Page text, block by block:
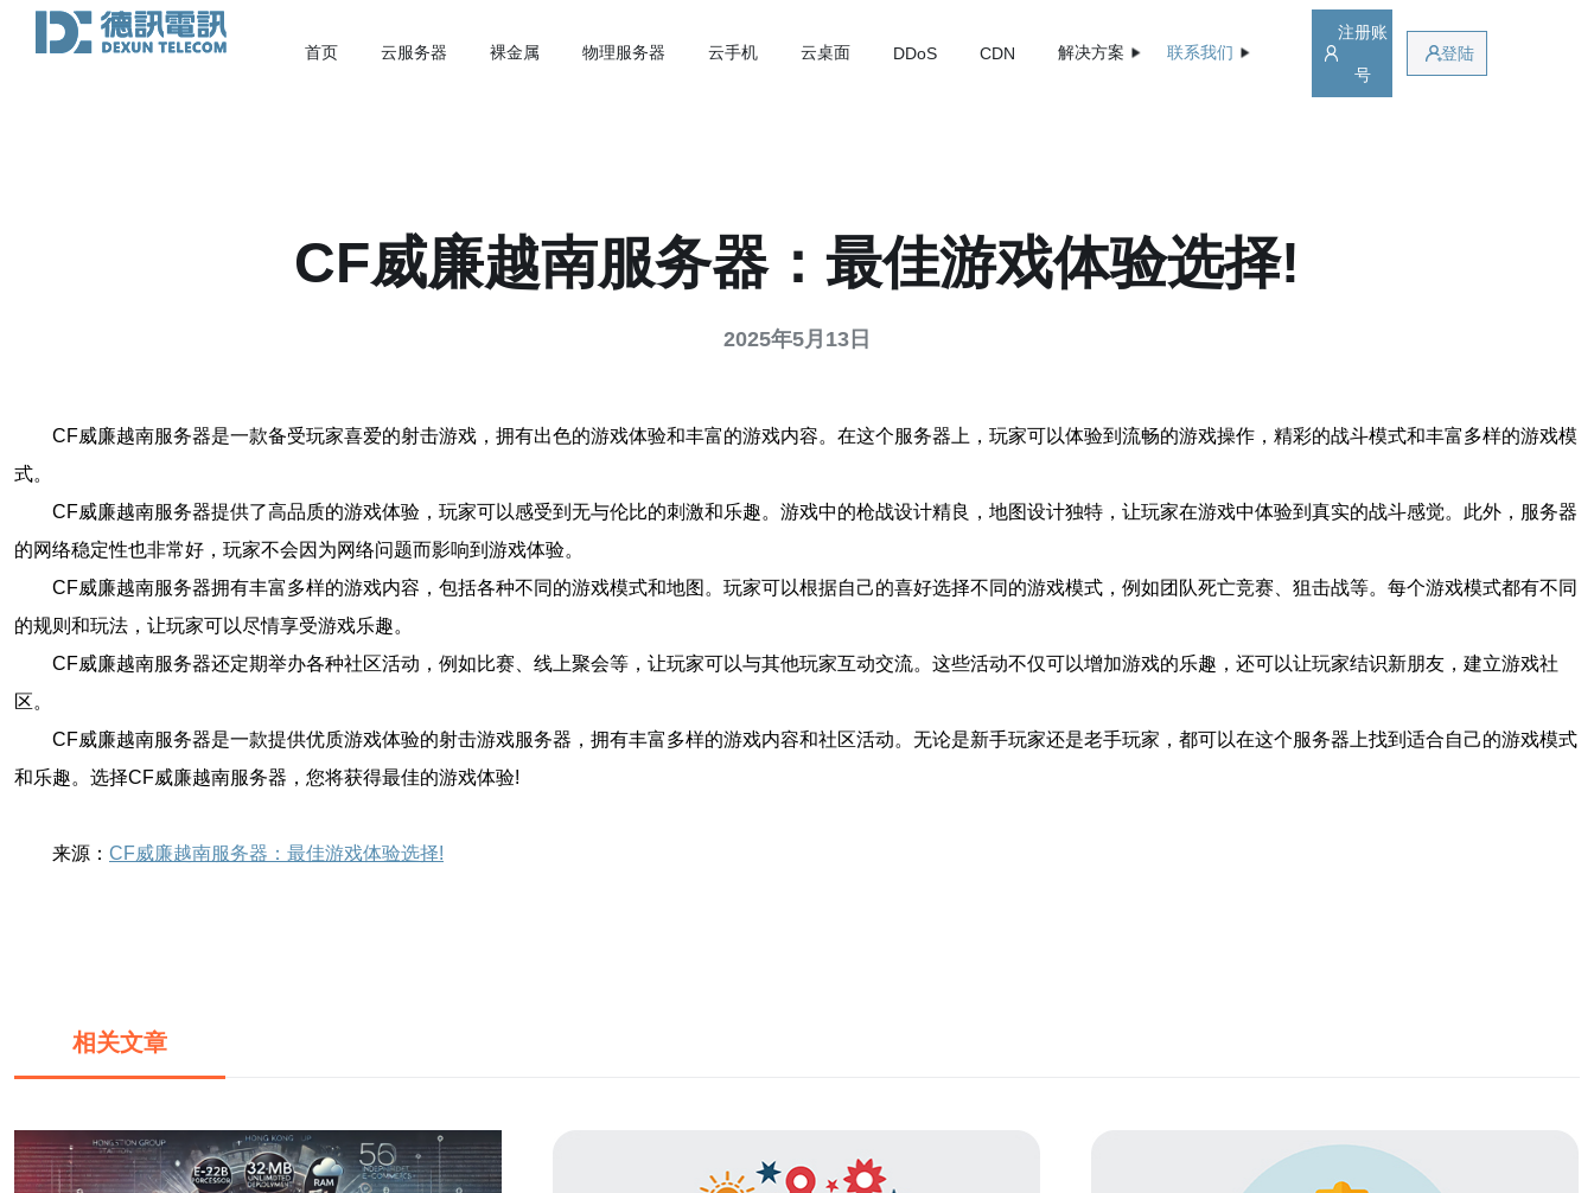
首页 云服务器 裸金属 物理服务器 云手机 云桌面 DDoS CDN 解决方案 联系我们
注册账
号
登陆
CF威廉越南服务器：最佳游戏体验选择!
2025年5月13日
CF威廉越南服务器是一款备受玩家喜爱的射击游戏，拥有出色的游戏体验和丰富的游戏内容。在这个服务器上，玩家可以体验到流畅的游戏操作，精彩的战斗模式和丰富多样的游戏模
式。
CF威廉越南服务器提供了高品质的游戏体验，玩家可以感受到无与伦比的刺激和乐趣。游戏中的枪战设计精良，地图设计独特，让玩家在游戏中体验到真实的战斗感觉。此外，服务器
的网络稳定性也非常好，玩家不会因为网络问题而影响到游戏体验。
CF威廉越南服务器拥有丰富多样的游戏内容，包括各种不同的游戏模式和地图。玩家可以根据自己的喜好选择不同的游戏模式，例如团队死亡竞赛、狙击战等。每个游戏模式都有不同
的规则和玩法，让玩家可以尽情享受游戏乐趣。
CF威廉越南服务器还定期举办各种社区活动，例如比赛、线上聚会等，让玩家可以与其他玩家互动交流。这些活动不仅可以增加游戏的乐趣，还可以让玩家结识新朋友，建立游戏社
区。
CF威廉越南服务器是一款提供优质游戏体验的射击游戏服务器，拥有丰富多样的游戏内容和社区活动。无论是新手玩家还是老手玩家，都可以在这个服务器上找到适合自己的游戏模式
和乐趣。选择CF威廉越南服务器，您将获得最佳的游戏体验!
来源： CF威廉越南服务器：最佳游戏体验选择!
相关文章